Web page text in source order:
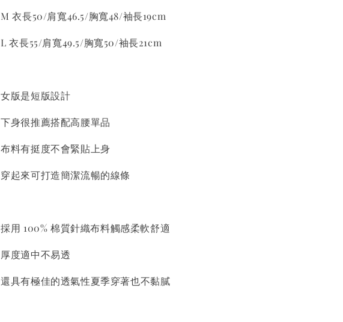
M 衣長50/肩寬46.5/胸寬48/袖長19cm
L 衣長55/肩寬49.5/胸寬50/袖長21cm
女版是短版設計
下身很推薦搭配高腰單品
布料有挺度不會緊貼上身
穿起來可打造簡潔流暢的線條
採用 100% 棉質針織布料觸感柔軟舒適
厚度適中不易透
還具有極佳的透氣性夏季穿著也不黏膩